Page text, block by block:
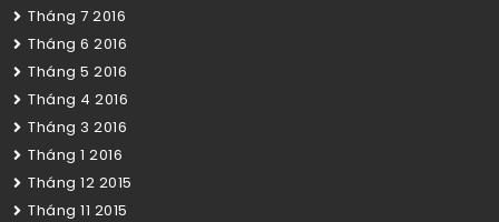
Tháng 7 2016
Tháng 6 2016
Tháng 5 2016
Tháng 4 2016
Tháng 3 2016
Tháng 1 2016
Tháng 12 2015
Tháng 11 2015